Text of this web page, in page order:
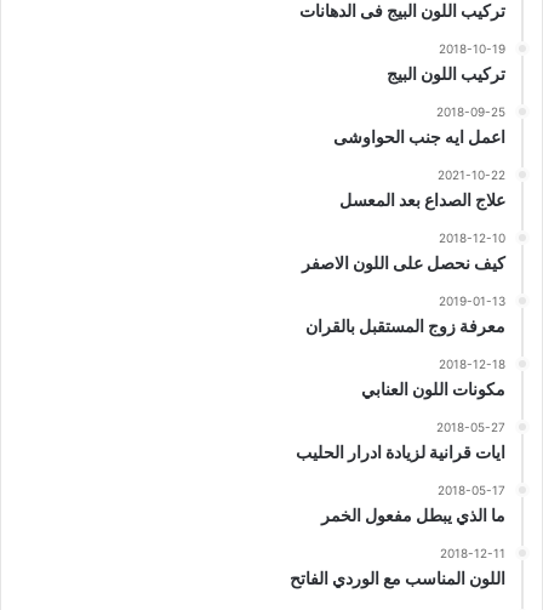
تركيب اللون البيج فى الدهانات
2018-10-19
تركيب اللون البيج
2018-09-25
اعمل ايه جنب الحواوشى
2021-10-22
علاج الصداع بعد المعسل
2018-12-10
كيف نحصل على اللون الاصفر
2019-01-13
معرفة زوج المستقبل بالقران
2018-12-18
مكونات اللون العنابي
2018-05-27
ايات قرانية لزيادة ادرار الحليب
2018-05-17
ما الذي يبطل مفعول الخمر
2018-12-11
اللون المناسب مع الوردي الفاتح